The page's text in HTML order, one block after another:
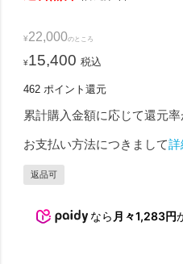
¥22,000のところ
¥15,400 税込
462 ポイント還元
累計購入金額に応じて還元
お支払い方法につきまして詳
返品可
なら 月々1,283円